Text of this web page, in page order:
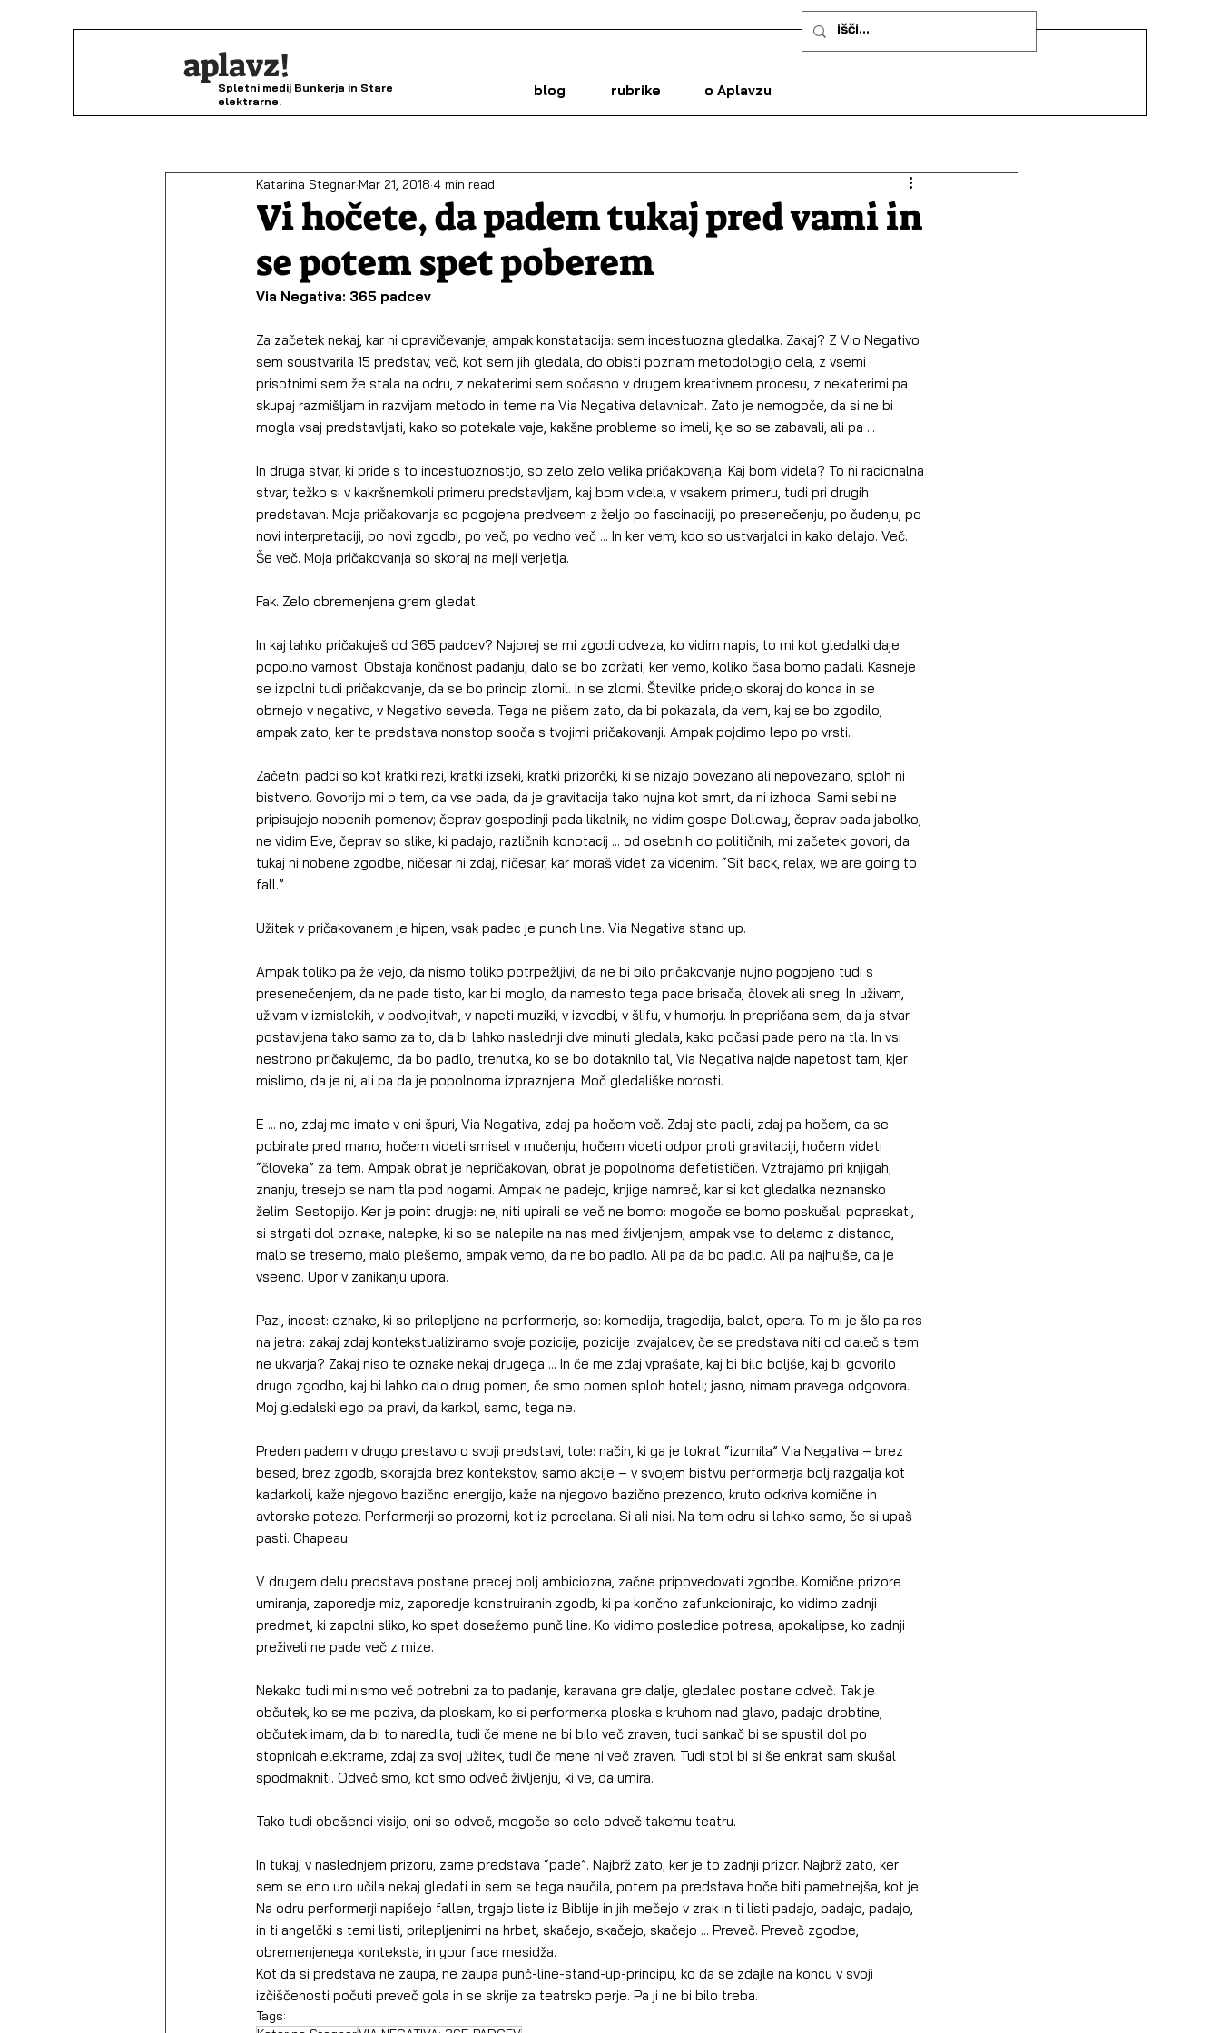
blog rubrike o Aplavzu
aplavz!
Spletni medij Bunkerja in Stare
elektrarne.
Vi hočete, da padem tukaj pred vami in
se potem spet poberem
Katarina StegnarMar 21, 2018 4 min read
Via Negativa: 365 padcev
Za začetek nekaj, kar ni opravičevanje, ampak konstatacija: sem incestuozna gledalka. Zakaj? Z Vio Negativo
sem soustvarila 15 predstav, več, kot sem jih gledala, do obisti poznam metodologijo dela, z vsemi
prisotnimi sem že stala na odru, z nekaterimi sem sočasno v drugem kreativnem procesu, z nekaterimi pa
skupaj razmišljam in razvijam metodo in teme na Via Negativa delavnicah. Zato je nemogoče, da si ne bi
mogla vsaj predstavljati, kako so potekale vaje, kakšne probleme so imeli, kje so se zabavali, ali pa ...
In druga stvar, ki pride s to incestuoznostjo, so zelo zelo velika pričakovanja. Kaj bom videla? To ni racionalna
stvar, težko si v kakršnemkoli primeru predstavljam, kaj bom videla, v vsakem primeru, tudi pri drugih
predstavah. Moja pričakovanja so pogojena predvsem z željo po fascinaciji, po presenečenju, po čudenju, po
novi interpretaciji, po novi zgodbi, po več, po vedno več ... In ker vem, kdo so ustvarjalci in kako delajo. Več.
Še več. Moja pričakovanja so skoraj na meji verjetja.
Fak. Zelo obremenjena grem gledat.
In kaj lahko pričakuješ od 365 padcev? Najprej se mi zgodi odveza, ko vidim napis, to mi kot gledalki daje
popolno varnost. Obstaja končnost padanju, dalo se bo zdržati, ker vemo, koliko časa bomo padali. Kasneje
se izpolni tudi pričakovanje, da se bo princip zlomil. In se zlomi. Številke pridejo skoraj do konca in se
obrnejo v negativo, v Negativo seveda. Tega ne pišem zato, da bi pokazala, da vem, kaj se bo zgodilo,
ampak zato, ker te predstava nonstop sooča s tvojimi pričakovanji. Ampak pojdimo lepo po vrsti.
Začetni padci so kot kratki rezi, kratki izseki, kratki prizorčki, ki se nizajo povezano ali nepovezano, sploh ni
bistveno. Govorijo mi o tem, da vse pada, da je gravitacija tako nujna kot smrt, da ni izhoda. Sami sebi ne
pripisujejo nobenih pomenov; čeprav gospodinji pada likalnik, ne vidim gospe Dolloway, čeprav pada jabolko,
ne vidim Eve, čeprav so slike, ki padajo, različnih konotacij ... od osebnih do političnih, mi začetek govori, da
tukaj ni nobene zgodbe, ničesar ni zdaj, ničesar, kar moraš videt za videnim. “Sit back, relax, we are going to
fall.”
Užitek v pričakovanem je hipen, vsak padec je punch line. Via Negativa stand up.
Ampak toliko pa že vejo, da nismo toliko potrpežljivi, da ne bi bilo pričakovanje nujno pogojeno tudi s
presenečenjem, da ne pade tisto, kar bi moglo, da namesto tega pade brisača, človek ali sneg. In uživam,
uživam v izmislekih, v podvojitvah, v napeti muziki, v izvedbi, v šlifu, v humorju. In prepričana sem, da ja stvar
postavljena tako samo za to, da bi lahko naslednji dve minuti gledala, kako počasi pade pero na tla. In vsi
nestrpno pričakujemo, da bo padlo, trenutka, ko se bo dotaknilo tal, Via Negativa najde napetost tam, kjer
mislimo, da je ni, ali pa da je popolnoma izpraznjena. Moč gledališke norosti.
E ... no, zdaj me imate v eni špuri, Via Negativa, zdaj pa hočem več. Zdaj ste padli, zdaj pa hočem, da se
pobirate pred mano, hočem videti smisel v mučenju, hočem videti odpor proti gravitaciji, hočem videti
“človeka” za tem. Ampak obrat je nepričakovan, obrat je popolnoma defetističen. Vztrajamo pri knjigah,
znanju, tresejo se nam tla pod nogami. Ampak ne padejo, knjige namreč, kar si kot gledalka neznansko
želim. Sestopijo. Ker je point drugje: ne, niti upirali se več ne bomo: mogoče se bomo poskušali popraskati,
si strgati dol oznake, nalepke, ki so se nalepile na nas med življenjem, ampak vse to delamo z distanco,
malo se tresemo, malo plešemo, ampak vemo, da ne bo padlo. Ali pa da bo padlo. Ali pa najhujše, da je
vseeno. Upor v zanikanju upora.
Pazi, incest: oznake, ki so prilepljene na performerje, so: komedija, tragedija, balet, opera. To mi je šlo pa res
na jetra: zakaj zdaj kontekstualiziramo svoje pozicije, pozicije izvajalcev, če se predstava niti od daleč s tem
ne ukvarja? Zakaj niso te oznake nekaj drugega ... In če me zdaj vprašate, kaj bi bilo boljše, kaj bi govorilo
drugo zgodbo, kaj bi lahko dalo drug pomen, če smo pomen sploh hoteli; jasno, nimam pravega odgovora.
Moj gledalski ego pa pravi, da karkol, samo, tega ne.
Preden padem v drugo prestavo o svoji predstavi, tole: način, ki ga je tokrat “izumila” Via Negativa – brez
besed, brez zgodb, skorajda brez kontekstov, samo akcije – v svojem bistvu performerja bolj razgalja kot
kadarkoli, kaže njegovo bazično energijo, kaže na njegovo bazično prezenco, kruto odkriva komične in
avtorske poteze. Performerji so prozorni, kot iz porcelana. Si ali nisi. Na tem odru si lahko samo, če si upaš
pasti. Chapeau.
V drugem delu predstava postane precej bolj ambiciozna, začne pripovedovati zgodbe. Komične prizore
umiranja, zaporedje miz, zaporedje konstruiranih zgodb, ki pa končno zafunkcionirajo, ko vidimo zadnji
predmet, ki zapolni sliko, ko spet dosežemo punč line. Ko vidimo posledice potresa, apokalipse, ko zadnji
preživeli ne pade več z mize.
Nekako tudi mi nismo več potrebni za to padanje, karavana gre dalje, gledalec postane odveč. Tak je
občutek, ko se me poziva, da ploskam, ko si performerka ploska s kruhom nad glavo, padajo drobtine,
občutek imam, da bi to naredila, tudi če mene ne bi bilo več zraven, tudi sankač bi se spustil dol po
stopnicah elektrarne, zdaj za svoj užitek, tudi če mene ni več zraven. Tudi stol bi si še enkrat sam skušal
spodmakniti. Odveč smo, kot smo odveč življenju, ki ve, da umira.
Tako tudi obešenci visijo, oni so odveč, mogoče so celo odveč takemu teatru.
In tukaj, v naslednjem prizoru, zame predstava “pade”. Najbrž zato, ker je to zadnji prizor. Najbrž zato, ker
sem se eno uro učila nekaj gledati in sem se tega naučila, potem pa predstava hoče biti pametnejša, kot je.
Na odru performerji napišejo fallen, trgajo liste iz Biblije in jih mečejo v zrak in ti listi padajo, padajo, padajo,
in ti angelčki s temi listi, prilepljenimi na hrbet, skačejo, skačejo, skačejo ... Preveč. Preveč zgodbe,
obremenjenega konteksta, in your face mesidža.
Kot da si predstava ne zaupa, ne zaupa punč-line-stand-up-principu, ko da se zdajle na koncu v svoji
izčiščenosti počuti preveč gola in se skrije za teatrsko perje. Pa ji ne bi bilo treba.
Tags: